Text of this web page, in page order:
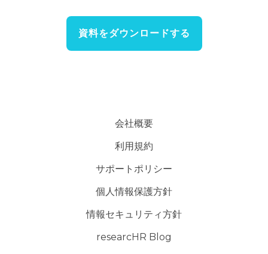
資料をダウンロードする
会社概要
利用規約
サポートポリシー
個人情報保護方針
情報セキュリティ方針
researcHR Blog